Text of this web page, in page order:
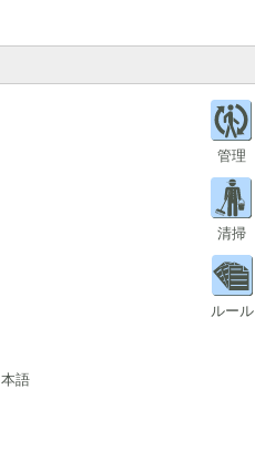
管理
清掃
語
ルール